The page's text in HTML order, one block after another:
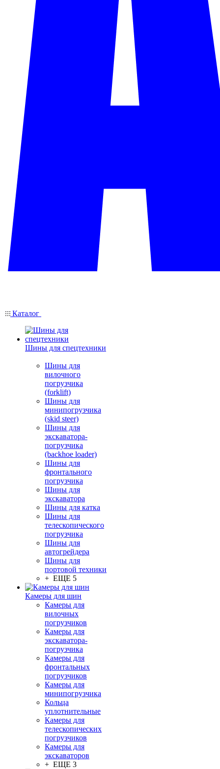
Каталог
Шины для спецтехники
Шины для
вилочного
погрузчика
(forklift)
Шины для
минипогрузчика
(skid steer)
Шины для
экскаватора-
погрузчика
(backhoe loader)
Шины для
фронтального
погрузчика
Шины для
экскаватора
Шины для катка
Шины для
телескопического
погрузчика
Шины для
автогрейдера
Шины для
портовой техники
+ ЕЩЕ 5
Камеры для шин
Камеры для
вилочных
погрузчиков
Камеры для
экскаватора-
погрузчика
Камеры для
фронтальных
погрузчиков
Камеры для
минипогрузчика
Кольца
уплотнительные
Камеры для
телескопических
погрузчиков
Камеры для
экскаваторов
+ ЕЩЕ 3